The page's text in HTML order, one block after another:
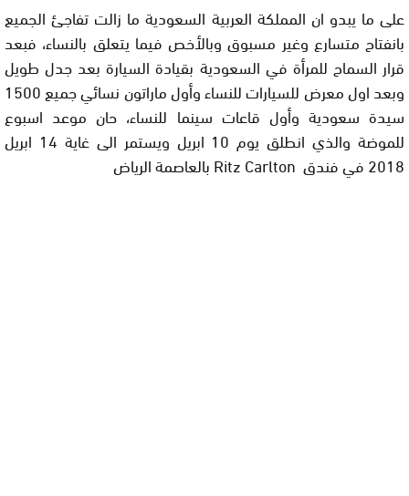
على ما يبدو ان المملكة العربية السعودية ما زالت تفاجئ الجميع
بانفتاح متسارع وغير مسبوق وبالأخص فيما يتعلق بالنساء، فبعد
قرار السماح للمرأة في السعودية بقيادة السيارة بعد جدل طويل
وبعد اول معرض للسيارات للنساء وأول ماراتون نسائي جميع 1500
سيدة سعودية وأول قاعات سينما للنساء، حان موعد اسبوع
للموضة والذي انطلق يوم 10 ابريل ويستمر الى غاية 14 ابريل
2018 في فندق Ritz Carlton بالعاصمة الرياض